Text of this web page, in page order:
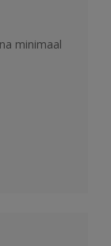
minimaal